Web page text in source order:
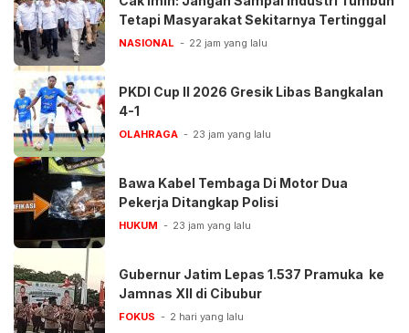
Tetapi Masyarakat Sekitarnya Tertinggal
NASIONAL 22 jam yang lalu
PKDI Cup II 2026 Gresik Libas Bangkalan
4-1
OLAHRAGA 23 jam yang lalu
Bawa Kabel Tembaga Di Motor Dua
Pekerja Ditangkap Polisi
HUKUM 23 jam yang lalu
Gubernur Jatim Lepas 1.537 Pramuka ke
Jamnas XII di Cibubur
FOKUS 2 hari yang lalu